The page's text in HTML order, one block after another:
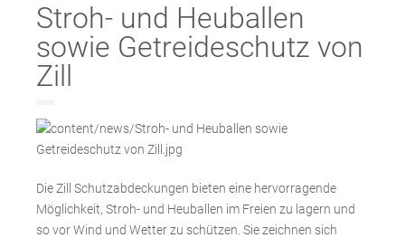
Stroh- und Heuballen
sowie Getreideschutz von
Zill
Die Zill Schutzabdeckungen bieten eine hervorragende
Möglichkeit, Stroh- und Heuballen im Freien zu lagern und
so vor Wind und Wetter zu schützen. Sie zeichnen sich